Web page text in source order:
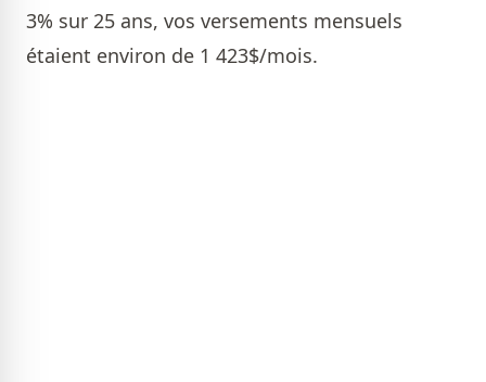
3% sur 25 ans, vos versements mensuels
étaient environ de 1 423$/mois.